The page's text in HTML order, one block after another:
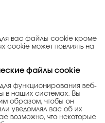
вас файлы cookie кроме
cookie может повлиять на
файлы cookie
функционирования веб-
в наших системах. Вы
образом, чтобы он
уведомлял вас об их
возможно, что некоторые